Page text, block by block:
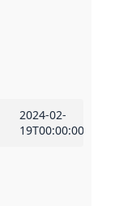
2024-02-
19T00:00:00Z